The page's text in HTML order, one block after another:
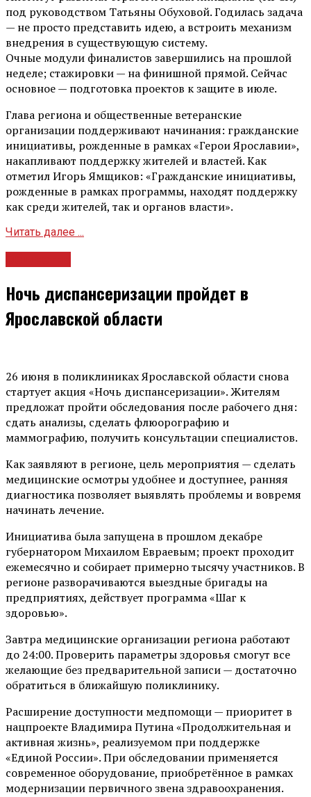
под руководством Татьяны Обуховой. Годилась задача
— не просто представить идею, а встроить механизм
внедрения в существующую систему.
Очные модули финалистов завершились на прошлой
неделе; стажировки — на финишной прямой. Сейчас
основное — подготовка проектов к защите в июле.
Глава региона и общественные ветеранские
организации поддерживают начинания: гражданские
инициативы, рожденные в рамках «Герои Ярославии»,
накапливают поддержку жителей и властей. Как
отметил Игорь Ямщиков: «Гражданские инициативы,
рожденные в рамках программы, находят поддержку
как среди жителей, так и органов власти».
Читать далее ...
Ночь диспансеризации пройдет в
Ярославской области
26 июня в поликлиниках Ярославской области снова
стартует акция «Ночь диспансеризации». Жителям
предложат пройти обследования после рабочего дня:
сдать анализы, сделать флюорографию и
маммографию, получить консультации специалистов.
Как заявляют в регионе, цель мероприятия — сделать
медицинские осмотры удобнее и доступнее, ранняя
диагностика позволяет выявлять проблемы и вовремя
начинать лечение.
Инициатива была запущена в прошлом декабре
губернатором Михаилом Евраевым; проект проходит
ежемесячно и собирает примерно тысячу участников. В
регионе разворачиваются выездные бригады на
предприятиях, действует программа «Шаг к
здоровью».
Завтра медицинские организации региона работают
до 24:00. Проверить параметры здоровья смогут все
желающие без предварительной записи — достаточно
обратиться в ближайшую поликлинику.
Расширение доступности медпомощи — приоритет в
нацпроекте Владимира Путина «Продолжительная и
активная жизнь», реализуемом при поддержке
«Единой России». При обследовании применяется
современное оборудование, приобретённое в рамках
модернизации первичного звена здравоохранения.